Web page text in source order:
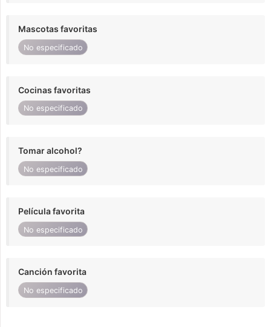
Mascotas favoritas
No especificado
Cocinas favoritas
No especificado
Tomar alcohol?
No especificado
Película favorita
No especificado
Canción favorita
No especificado